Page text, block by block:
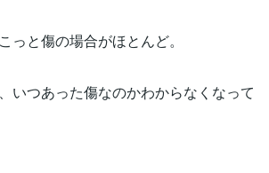
っと傷の場合がほとんど。
いつあった傷なのかわからなくなって